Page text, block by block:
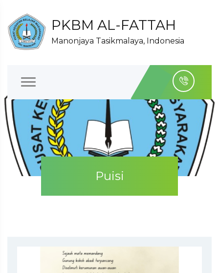
PKBM AL-FATTAH
Manonjaya Tasikmalaya, Indonesia
Puisi